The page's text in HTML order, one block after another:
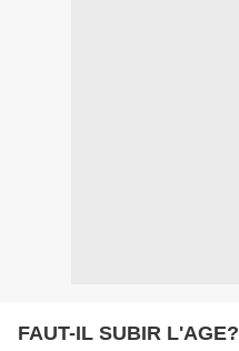
FAUT-IL SUBIR L'AGE?